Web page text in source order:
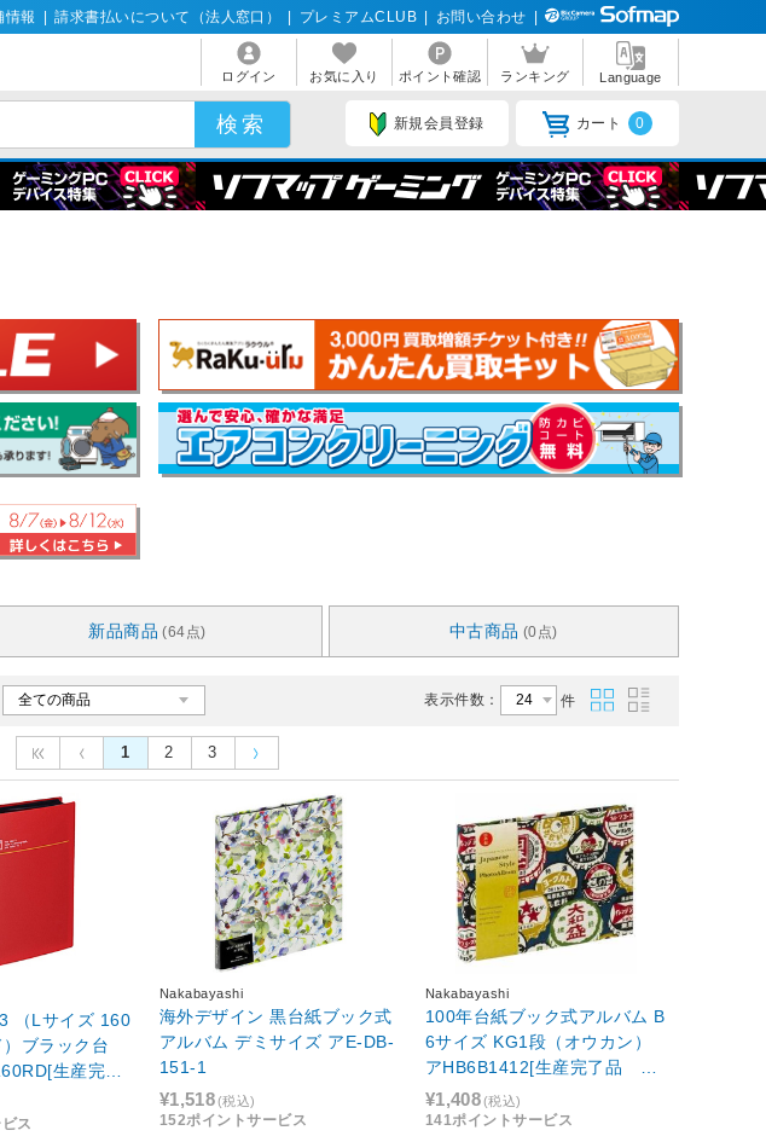
情報 請求書払いについて（法人窓口） プレミアムCLUB お問い合わせ
ログイン お気に入り ポイント確認 ランキング Language
新規会員登録 カート 0
新品商品 (64点) 中古商品 (0点)
表示件数： 件
1 2 3
（Lサイズ 160
ブラック台
生産完了
ス
Nakabayashi
海外デザイン 黒台紙ブック式
アルバム デミサイズ アE-DB-
151-1
¥1,518(税込)
152ポイントサービス
Nakabayashi
100年台紙ブック式アルバム B
6サイズ KG1段（オウカン）
アHB6B1412[生産完了品 在
庫限り]
¥1,408(税込)
141ポイントサービス